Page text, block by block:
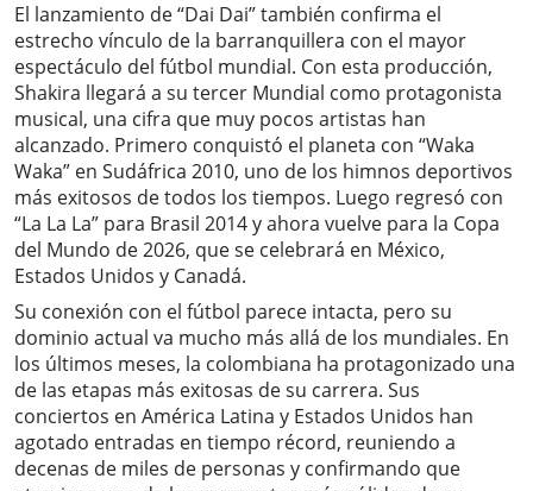
El lanzamiento de “Dai Dai” también confirma el
estrecho vínculo de la barranquillera con el mayor
espectáculo del fútbol mundial. Con esta producción,
Shakira llegará a su tercer Mundial como protagonista
musical, una cifra que muy pocos artistas han
alcanzado. Primero conquistó el planeta con “Waka
Waka” en Sudáfrica 2010, uno de los himnos deportivos
más exitosos de todos los tiempos. Luego regresó con
“La La La” para Brasil 2014 y ahora vuelve para la Copa
del Mundo de 2026, que se celebrará en México,
Estados Unidos y Canadá.
Su conexión con el fútbol parece intacta, pero su
dominio actual va mucho más allá de los mundiales. En
los últimos meses, la colombiana ha protagonizado una
de las etapas más exitosas de su carrera. Sus
conciertos en América Latina y Estados Unidos han
agotado entradas en tiempo récord, reuniendo a
decenas de miles de personas y confirmando que